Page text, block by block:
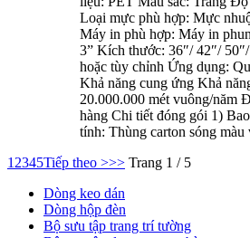
Loại mực phù hợp: Mực
Máy in phù hợp: Máy in
3” Kích thước: 36″/ 42″/
hoặc tùy chỉnh Ứng dụng:
Khả năng cung ứng Khả
20.000.000 mét vuông/năm
hàng Chi tiết đóng gói 1)
tính: Thùng carton sóng màu
1 2345Tiếp theo >>> Trang 1 / 5
Dòng keo dán
Dòng hộp đèn
Bộ sưu tập trang trí tường